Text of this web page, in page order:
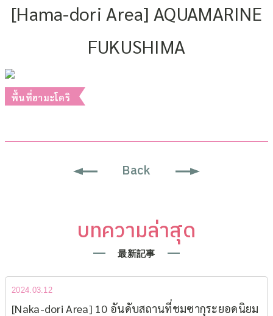
[Hama-dori Area] AQUAMARINE
FUKUSHIMA
พื้นที่ฮามะโดริ
2022.09.24
Back
บทความล่าสุด
最新記事
2024.03.12
[Naka-dori Area] 10 อันดับสถานที่ชมซากุระยอดนิยม​